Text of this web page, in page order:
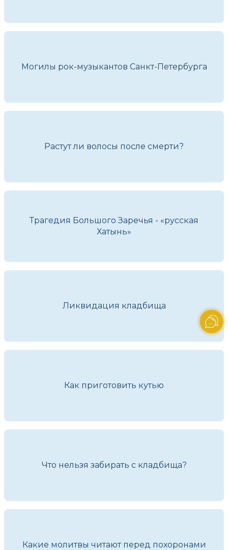
Могилы рок-музыкантов Санкт-Петербурга
Растут ли волосы после смерти?
Трагедия Большого Заречья - «русская
Хатынь»
Ликвидация кладбища
Как приготовить кутью
Что нельзя забирать с кладбища?
Какие молитвы читают перед похоронами